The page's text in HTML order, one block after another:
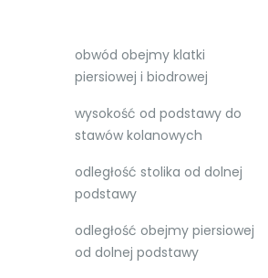
obwód obejmy klatki
piersiowej i biodrowej
wysokość od podstawy do
stawów kolanowych
odległość stolika od dolnej
podstawy
odległość obejmy piersiowej
od dolnej podstawy